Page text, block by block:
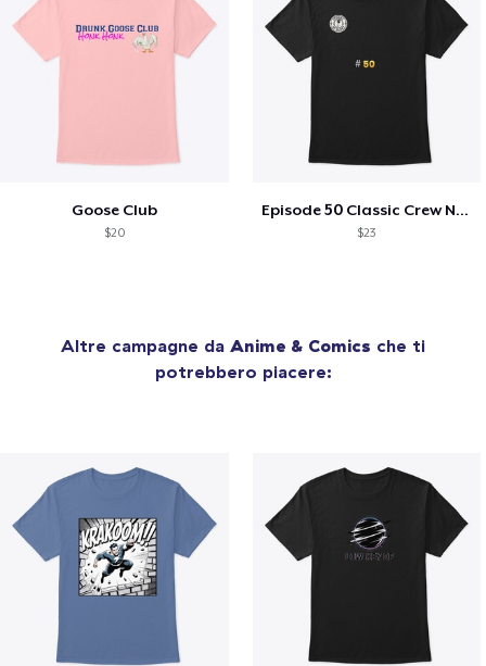
Goose Club
$20
Episode 50 Classic Crew Neck T-Shirt
$23
Altre campagne da Anime & Comics che ti
potrebbero piacere: